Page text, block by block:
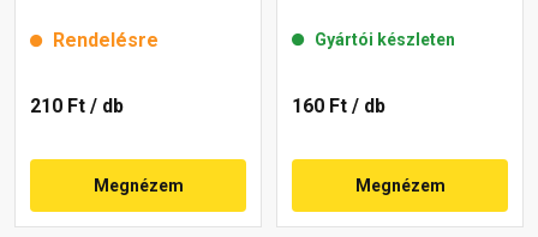
Rendelésre
210 Ft / db
Megnézem
Gyártói készleten
160 Ft / db
Megnézem